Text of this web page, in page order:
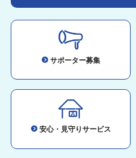
サポーター募集
安心・見守りサービス